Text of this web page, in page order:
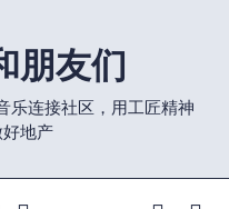
朋友们
乐连接社区，用工匠精神
地产